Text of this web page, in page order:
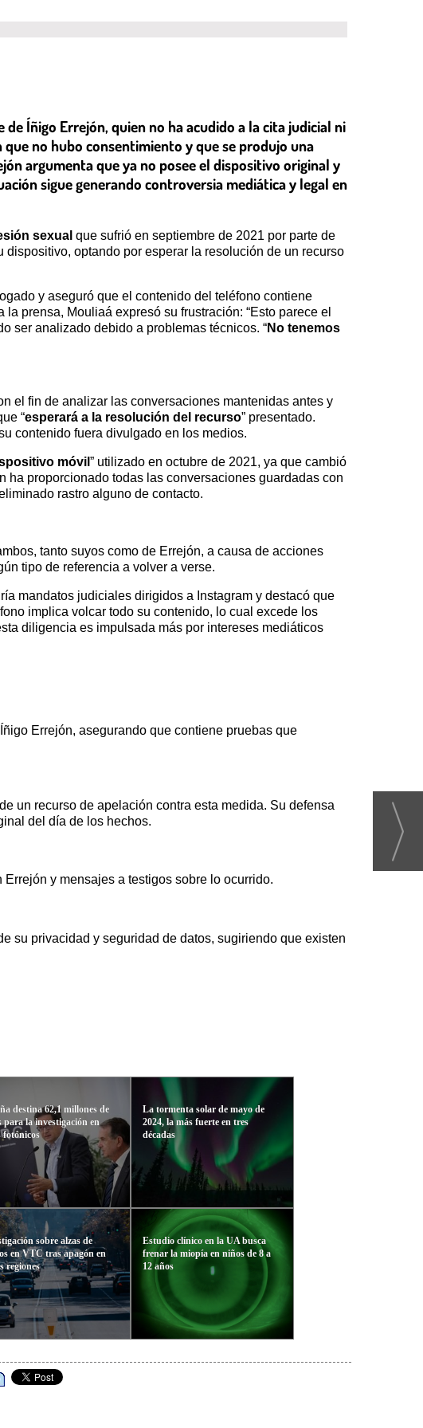
Íñigo Errejón, quien no ha acudido a la cita judicial ni
no hubo consentimiento y que se produjo una
argumenta que ya no posee el dispositivo original y
sigue generando controversia mediática y legal en
sexual que sufrió en septiembre de 2021 por parte de
optando por esperar la resolución de un recurso
y aseguró que el contenido del teléfono contiene
la prensa, Mouliaá expresó su frustración: “Esto parece el
ser analizado debido a problemas técnicos. “No tenemos
el fin de analizar las conversaciones mantenidas antes y
“esperará a la resolución del recurso” presentado.
contenido fuera divulgado en los medios.
móvil ” utilizado en octubre de 2021, ya que cambió
proporcionado todas las conversaciones guardadas con
rastro alguno de contacto.
tanto suyos como de Errejón, a causa de acciones
tipo de referencia a volver a verse.
mandatos judiciales dirigidos a Instagram y destacó que
implica volcar todo su contenido, lo cual excede los
diligencia es impulsada más por intereses mediáticos
Errejón, asegurando que contiene pruebas que
un recurso de apelación contra esta medida. Su defensa
del día de los hechos.
y mensajes a testigos sobre lo ocurrido.
su privacidad y seguridad de datos, sugiriendo que existen
destina 62,1 millones de
para la investigación en
fotónicos
sobre alzas de
en VTC tras apagón en
regiones
La tormenta solar de mayo de
2024, la más fuerte en tres
décadas
Estudio clínico en la UA busca
frenar la miopía en niños de 8 a
12 años